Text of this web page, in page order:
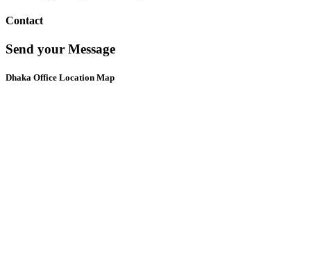
Contact
Send your Message
Dhaka Office Location Map